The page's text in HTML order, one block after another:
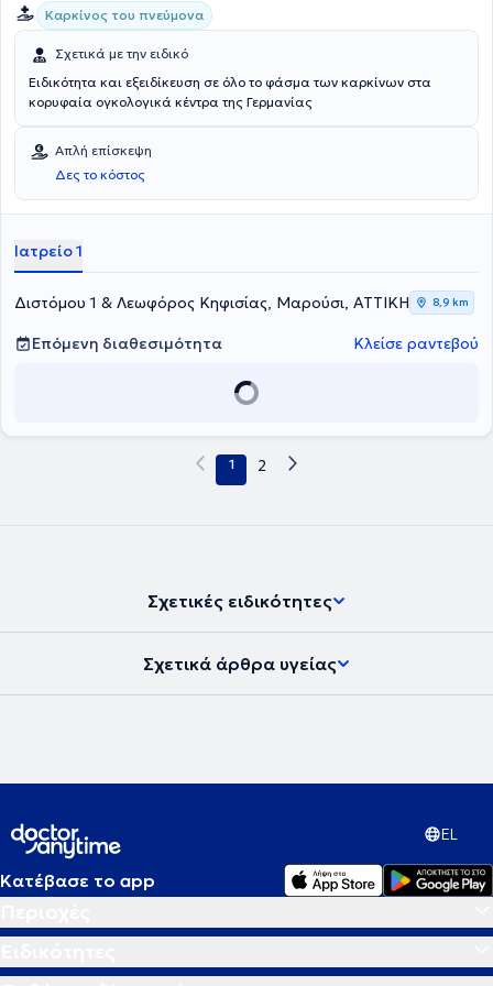
Καρκίνος του πνεύμονα
Σχετικά με την ειδικό
Ειδικότητα και εξειδίκευση σε όλο το φάσμα των καρκίνων στα
κορυφαία ογκολογικά κέντρα της Γερμανίας
Απλή επίσκεψη
Δες το κόστος
Ιατρείο 1
Διστόμου 1 & Λεωφόρος Κηφισίας, Μαρούσι, ΑΤΤΙΚΗ 8,9 km
Επόμενη διαθεσιμότητα Κλείσε ραντεβού
1 2
Σχετικές ειδικότητες
Σχετικά άρθρα υγείας
EL
Κατέβασε το app